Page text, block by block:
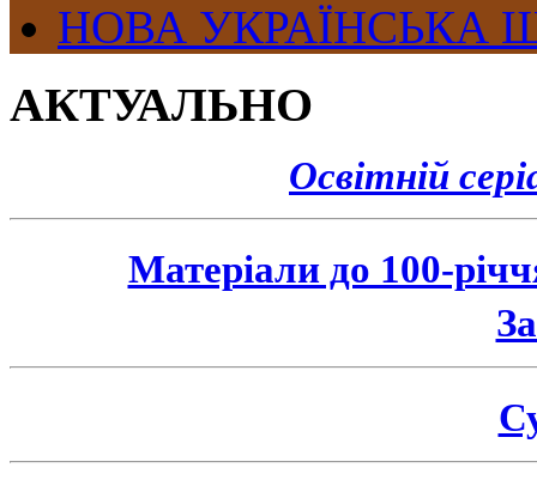
НОВА УКРАЇНСЬКА
АКТУАЛЬНО
Освітній
Матеріали до 100-